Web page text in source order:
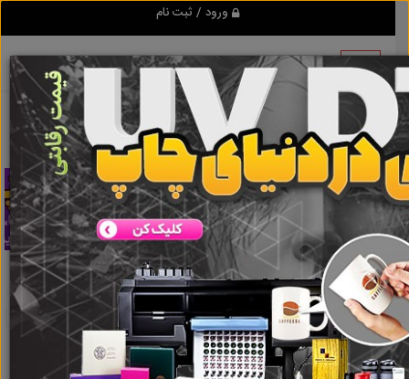
ورود / ثبت نام
تبلیغ کن ابزار پلیسه برداری نتایج جستجو برای برچسب
ابزار پلیسه
برداری
نتایج جستجو برای برچسبابزار پلیسه برداری
گروه ها